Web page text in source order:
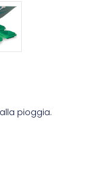
pioggia.